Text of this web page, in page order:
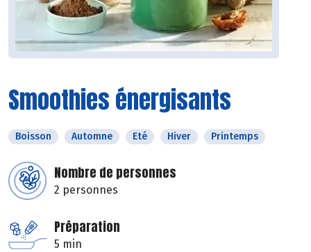
Smoothies énergisants
Boisson Automne Eté Hiver Printemps
Nombre de personnes
2 personnes
Préparation
5 min